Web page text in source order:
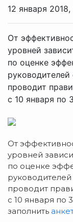
12 января 2018,
От
уровней
по оценке
проводит
с 10 января по
От
уровней
по оценке
проводит
с 10 января по
заполнить